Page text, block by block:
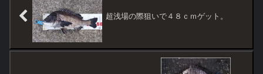
超浅場の際狙いで４８ｃｍゲット。